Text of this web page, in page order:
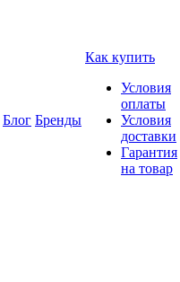
Блог Бренды
Как купить
Условия
оплаты
Условия
доставки
Гарантия
на товар